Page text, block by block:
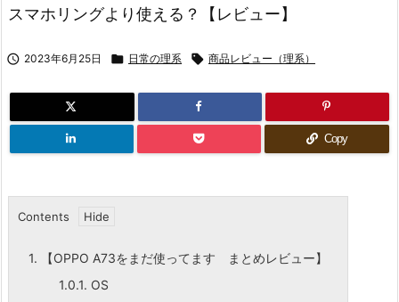
スマホリングより使える？【レビュー】
 2023年6月25日  日常の理系  商品レビュー（理系）
Copy
Contents
1. 【OPPO A73をまだ使ってます まとめレビュー】
1.0.1. OS